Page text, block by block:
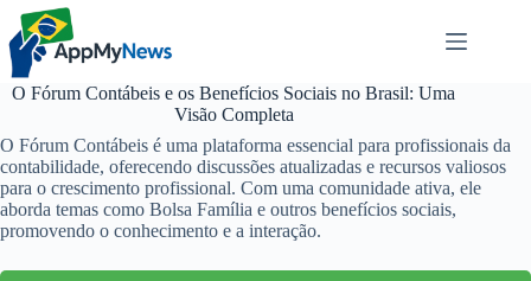
Pular
para
conteúdo
O Fórum Contábeis e os Benefícios Sociais no Brasil: Uma
Visão Completa
O Fórum Contábeis é uma plataforma essencial para profissionais da
contabilidade, oferecendo discussões atualizadas e recursos valiosos
para o crescimento profissional. Com uma comunidade ativa, ele
aborda temas como Bolsa Família e outros benefícios sociais,
promovendo o conhecimento e a interação.